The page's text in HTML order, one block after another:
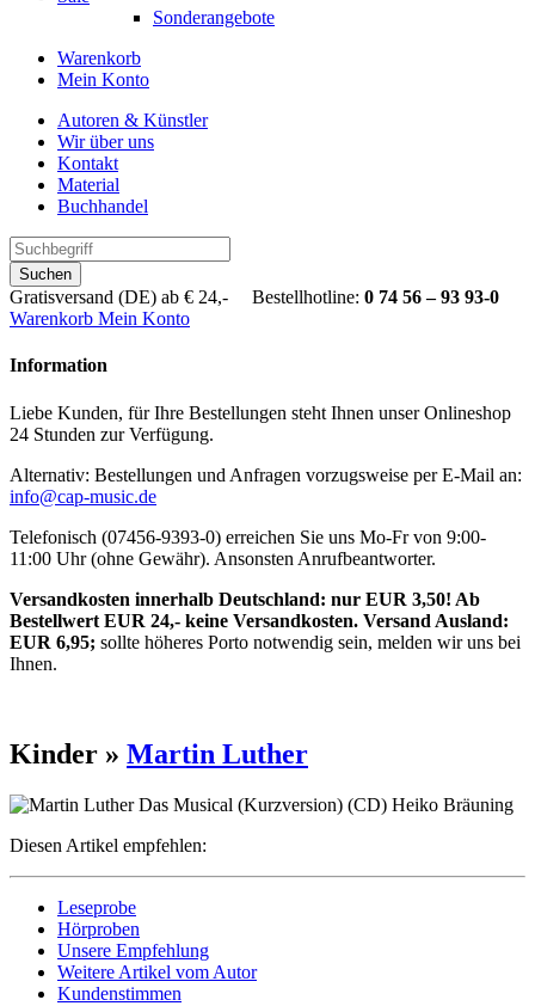
Sonderangebote
Warenkorb
Mein Konto
Autoren & Künstler
Wir über uns
Kontakt
Material
Buchhandel
Suchen
Gratisversand (DE) ab € 24,- Bestellhotline: 0 74 56 – 93 93-0
Warenkorb Mein Konto
Information
Liebe Kunden, für Ihre Bestellungen steht Ihnen unser Onlineshop
24 Stunden zur Verfügung.
Alternativ: Bestellungen und Anfragen vorzugsweise per E-Mail an:
info@cap-music.de
Telefonisch (07456-9393-0) erreichen Sie uns Mo-Fr von 9:00-
11:00 Uhr (ohne Gewähr). Ansonsten Anrufbeantworter.
Versandkosten innerhalb Deutschland: nur EUR 3,50! Ab
Bestellwert EUR 24,- keine Versandkosten. Versand Ausland:
EUR 6,95; sollte höheres Porto notwendig sein, melden wir uns bei
Ihnen.
Kinder » Martin Luther
Diesen Artikel empfehlen:
Leseprobe
Hörproben
Unsere Empfehlung
Weitere Artikel vom Autor
Kundenstimmen